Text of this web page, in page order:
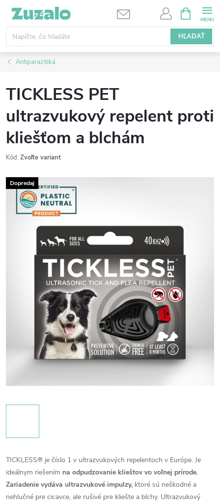
Prejsť
obsah
HĽADAŤ
KOŠÍK
Antiparazitiká
TICKLESS PET
ultrazvukový repelent proti
kliešťom a blchám
Kód: Zvoľte variant
Dopredaj
TICKLESS® je číslo 1 v ultrazvukových repelentoch v Európe. Je
ideálnym riešením na odpudzovanie klieštov vo voľnej prírode.
Zariadenie vydáva ultrazvukové impulzy, ktoré sú neškodné a
nehlučné pre cicavce, ale rušivé pre kliešte a blchy. Ultrazvukový